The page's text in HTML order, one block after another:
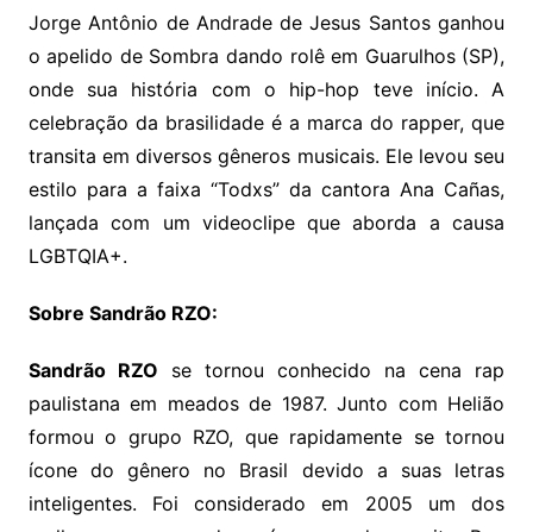
Jorge Antônio de Andrade de Jesus Santos ganhou
o apelido de Sombra dando rolê em Guarulhos (SP),
onde sua história com o hip-hop teve início. A
celebração da brasilidade é a marca do rapper, que
transita em diversos gêneros musicais. Ele levou seu
estilo para a faixa “Todxs” da cantora Ana Cañas,
lançada com um videoclipe que aborda a causa
LGBTQIA+.
Sobre Sandrão RZO:
Sandrão RZO se tornou conhecido na cena rap
paulistana em meados de 1987. Junto com Helião
formou o grupo RZO, que rapidamente se tornou
ícone do gênero no Brasil devido a suas letras
inteligentes. Foi considerado em 2005 um dos